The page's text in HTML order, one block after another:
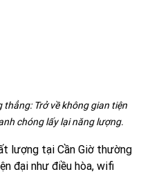
Trở về không gian tiện
chóng lấy lại năng lượng.
lượng tại Cần Giờ thường
đại như điều hòa, wifi